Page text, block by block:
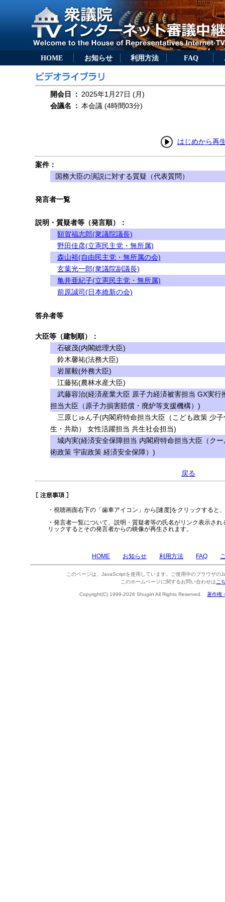
HOME お知らせ 利用方法 FAQ
開会日 ： 2025年1月27日 (月)
会議名
： 本会議 (4時間03分)
はじめから再
案件：
国務大臣の演説に対する質疑（代表質問）
発言者一覧
説明・質疑者等（発言順）：
額賀福志郎(衆議院議長)
野田佳彦(立憲民主党・無所属)
森山裕(自由民主党・無所属の会)
玄葉光一郎(衆議院副議長)
亀井亜紀子(立憲民主党・無所属)
前原誠司(日本維新の会)
答弁者等
大臣等（建制順）：
石破茂(内閣総理大臣)
鈴木馨祐(法務大臣)
岩屋毅(外務大臣)
江藤拓(農林水産大臣)
武藤容治(経済産業大臣 原子力経済被害担当 GX実行
担当大臣（原子力損害賠償・廃炉等支援機構）)
三原じゅん子(内閣府特命担当大臣（こども政策 少
生・共助） 女性活躍担当 共生社会担当)
城内実(経済安全保障担当 内閣府特命担当大臣（ク
術政策 宇宙政策 経済安全保障）)
戻る
・視聴画面右下の「歯車アイコン」から[速度]をクリックすると
・発言者一覧について、説明・質疑者等の氏名がリンク表示さ
リックするとその発言者からの映像が再生されます。
HOME お知らせ 利用方法 FAQ
このページは、JavaScriptを使用しています。ご使用中のブラウザの
このホームページに関するお問い合わせは こ
Copyright(C) 1999-2026 Shugiin All Rights Reserved. 著作権